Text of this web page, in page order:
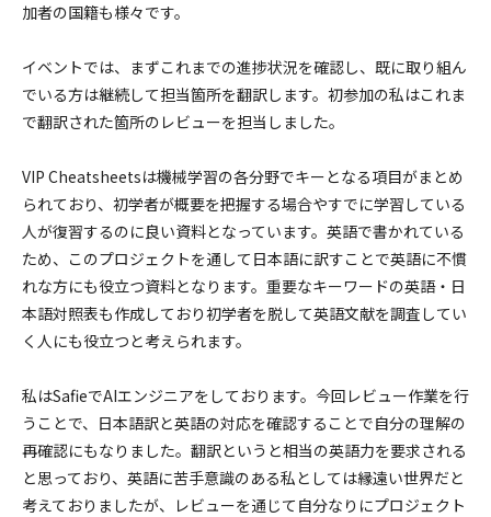
加者の国籍も様々です。
イベントでは、まずこれまでの進捗状況を確認し、既に取り組ん
でいる方は継続して担当箇所を翻訳します。初参加の私はこれま
で翻訳された箇所のレビューを担当しました。
VIP Cheatsheetsは機械学習の各分野でキーとなる項目がまとめ
られており、初学者が概要を把握する場合やすでに学習している
人が復習するのに良い資料となっています。英語で書かれている
ため、このプロジェクトを通して日本語に訳すことで英語に不慣
れな方にも役立つ資料となります。重要なキーワードの英語・日
本語対照表も作成しており初学者を脱して英語文献を調査してい
く人にも役立つと考えられます。
私はSafieでAIエンジニアをしております。今回レビュー作業を行
うことで、日本語訳と英語の対応を確認することで自分の理解の
再確認にもなりました。翻訳というと相当の英語力を要求される
と思っており、英語に苦手意識のある私としては縁遠い世界だと
考えておりましたが、レビューを通じて自分なりにプロジェクト